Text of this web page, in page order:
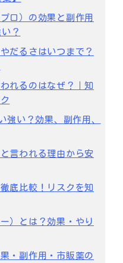
ロ）の効果と副作用
？
だるさはいつまで？
れるのはなぜ？｜知
強い？効果、副作用、
言われる理由から安
底比較！リスクを知
）とは？効果・やり
・副作用・市販薬の